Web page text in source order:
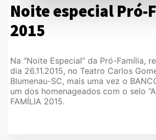
Noite especial Pró-
2015
Na “Noite Especial” da Pró-Família,
dia 26.11.2015, no Teatro Carlos
Blumenau-SC, mais uma vez o
um dos homenageados com o selo
FAMÍLIA 2015.